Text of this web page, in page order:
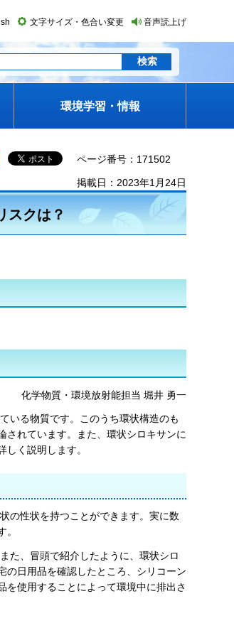
文字サイズ・色合い変更 音声読上げ
環境学習・情報
ページ番号：171502
掲載日：2023年1月24日
スクは？
化学物質・環境放射能担当 堀井 勇一
いる物質です。このうち環状構造のも
されています。また、環状シロキサンに
く説明します。
の性状を持つことができます。実に数
た、冒頭で紹介したように、環状シロ
の日用品を確認したところ、シリコーン
使用することによって環境中に排出さ